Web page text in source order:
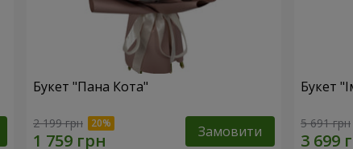
Букет "Пана Кота"
2 199 грн Замовити
Букет
5 691 грн